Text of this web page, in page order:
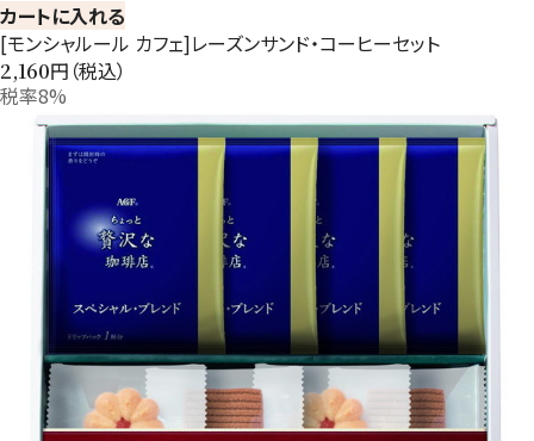
カートに入れる
[モンシャルール カフェ]レーズンサンド・コーヒーセット
2,160円（税込）
税率8%